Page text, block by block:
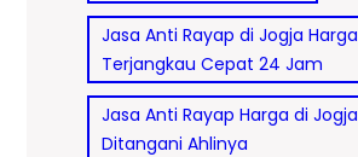
Jasa Anti Rayap di Jogja Harga
Terjangkau Cepat 24 Jam
Jasa Anti Rayap Harga di Jogja
Ditangani Ahlinya